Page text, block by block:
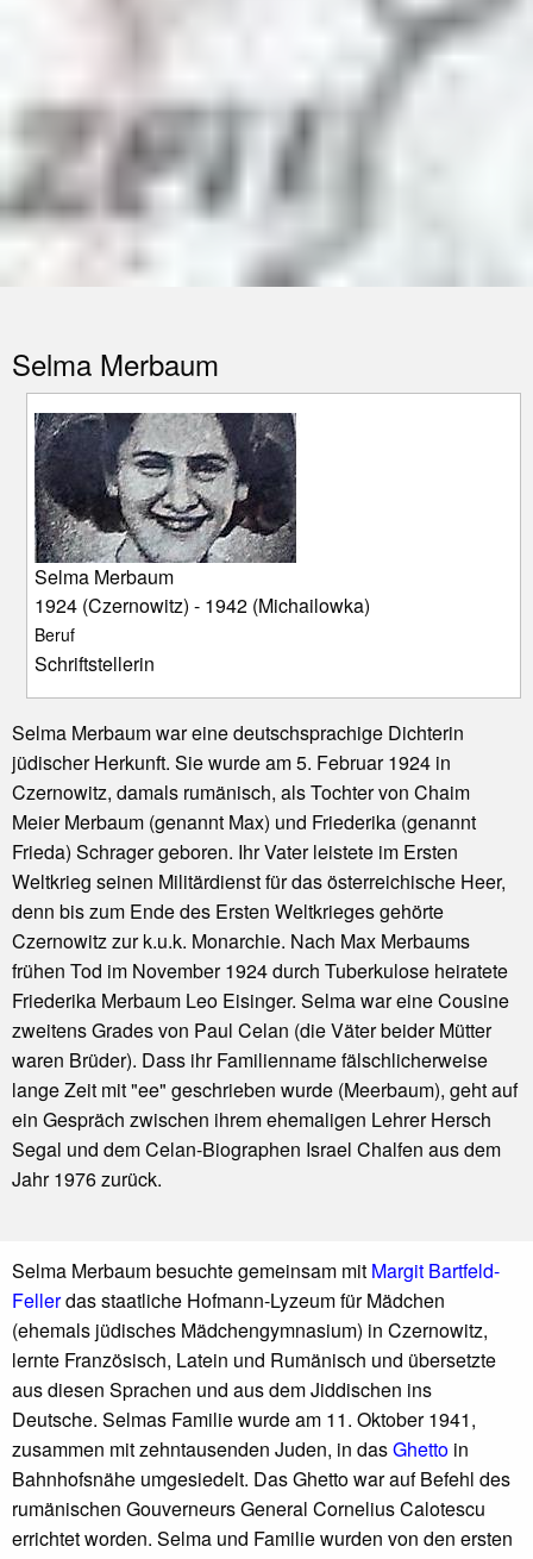
Selma Merbaum
Selma Merbaum
1924 (Czernowitz) - 1942 (Michailowka)
Beruf
Schriftstellerin
Selma Merbaum war eine deutschsprachige Dichterin
jüdischer Herkunft. Sie wurde am 5. Februar 1924 in
Czernowitz, damals rumänisch, als Tochter von Chaim
Meier Merbaum (genannt Max) und Friederika (genannt
Frieda) Schrager geboren. Ihr Vater leistete im Ersten
Weltkrieg seinen Militärdienst für das österreichische Heer,
denn bis zum Ende des Ersten Weltkrieges gehörte
Czernowitz zur k.u.k. Monarchie. Nach Max Merbaums
frühen Tod im November 1924 durch Tuberkulose heiratete
Friederika Merbaum Leo Eisinger. Selma war eine Cousine
zweitens Grades von Paul Celan (die Väter beider Mütter
waren Brüder). Dass ihr Familienname fälschlicherweise
lange Zeit mit "ee" geschrieben wurde (Meerbaum), geht auf
ein Gespräch zwischen ihrem ehemaligen LehrerHersch
Segal und dem Celan-Biographen Israel Chalfen aus dem
Jahr 1976 zurück.
Selma Merbaum besuchte gemeinsam mit Margit Bartfeld-
Fellerdas staatliche Hofmann-Lyzeum für Mädchen
(ehemals jüdisches Mädchengymnasium) in Czernowitz,
lernte Französisch, Latein und Rumänisch und übersetzte
aus diesen Sprachen und aus dem Jiddischen ins
Deutsche. Selmas Familie wurde am 11. Oktober 1941,
zusammen mit zehntausenden Juden, in dasGhetto in
Bahnhofsnähe umgesiedelt. Das Ghetto war auf Befehl des
rumänischen Gouverneurs General Cornelius Calotescu
errichtet worden. Selma und Familie wurden von den ersten